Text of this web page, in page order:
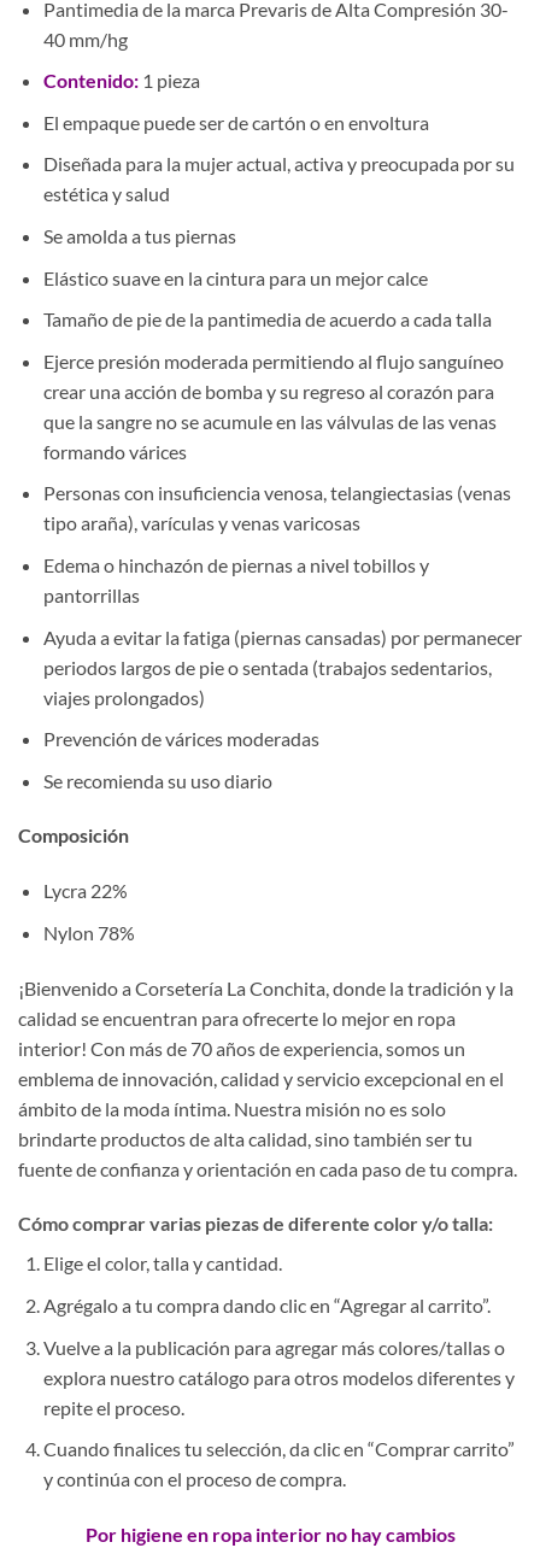
Pantimedia de la marca Prevaris de Alta Compresión 30-
40 mm/hg
Contenido:1 pieza
El empaque puede ser de cartón o en envoltura
Diseñada para la mujer actual, activa y preocupada por su
estética y salud
Se amolda a tus piernas
Elástico suave en la cintura para un mejor calce
Tamaño de pie de la pantimedia de acuerdo a cada talla
Ejerce presión moderada permitiendo al flujo sanguíneo
crear una acción de bomba y su regreso al corazón para
que la sangre no se acumule en las válvulas de las venas
formando várices
Personas con insuficiencia venosa, telangiectasias (venas
tipo araña), varículas y venas varicosas
Edema o hinchazón de piernas a nivel tobillos y
pantorrillas
Ayuda a evitar la fatiga (piernas cansadas) por permanecer
periodos largos de pie o sentada (trabajos sedentarios,
viajes prolongados)
Prevención de várices moderadas
Se recomienda su uso diario
Composición
Lycra 22%
Nylon 78%
¡Bienvenido a Corsetería La Conchita, donde la tradición y la
calidad se encuentran para ofrecerte lo mejor en ropa
interior! Con más de 70 años de experiencia, somos un
emblema de innovación, calidad y servicio excepcional en el
ámbito de la moda íntima. Nuestra misión no es solo
brindarte productos de alta calidad, sino también ser tu
fuente de confianza y orientación en cada paso de tu compra.
Cómo comprar varias piezas de diferente color y/o talla:
Elige el color, talla y cantidad.
Agrégalo a tu compra dando clic en “Agregar al carrito”.
Vuelve a la publicación para agregar más colores/tallas o
explora nuestro catálogo para otros modelos diferentes y
repite el proceso.
Cuando finalices tu selección, da clic en “Comprar carrito”
y continúa con el proceso de compra.
Por higiene en ropa interior no hay cambios